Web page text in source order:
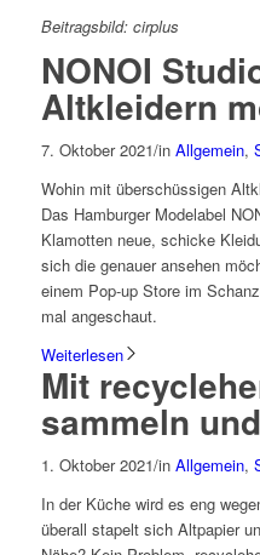
Beitragsbild: cirplus
NONOI
Altkleidern
7. Oktober 2021/in Allgemein,
Wohin mit überschüssigen
Das Hamburger Modelabel
Klamotten neue, schicke
sich die genauer ansehen
einem Pop-up Store im
mal angeschaut.
Weiterlesen
Mit
sammeln
1. Oktober 2021/in Allgemein,
In der Küche wird es eng
überall stapelt sich Altpapier